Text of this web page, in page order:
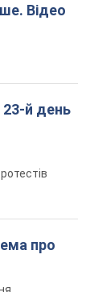
Відео
23-й день
про